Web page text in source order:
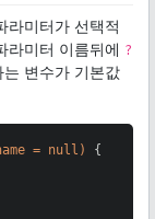
라미터가 선택적
라미터 이름뒤에 ?
변수가 기본값
= null)
{